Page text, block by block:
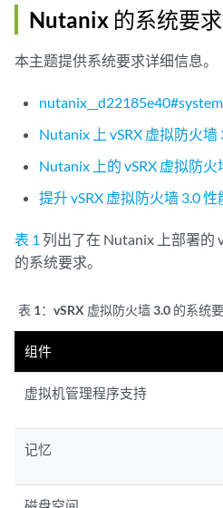
Nutanix 的系统要求
本主题提供系统要求详细信息。
Nutanix 上 vSRX 虚拟防火墙
Nutanix 上的 vSRX 虚拟防火
提升 vSRX 虚拟防火墙 3.0
表 1 列出了在 Nutanix 上部署的
的系统要求。
表 1： vSRX 虚拟防火墙 3.0 的系统
组件
虚拟机管理程序支持
记忆